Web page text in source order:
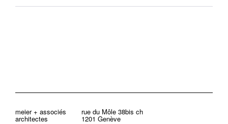
meier + associés
architectes
rue du Môle 38bis ch
1201 Genève